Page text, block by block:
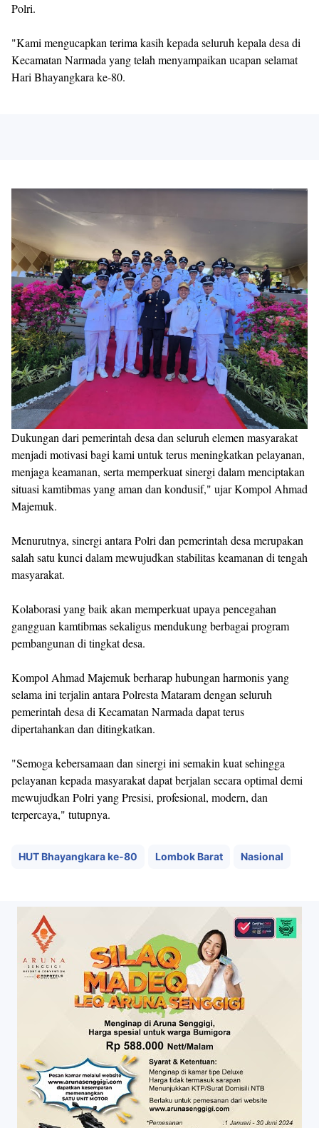
Polri.
"Kami mengucapkan terima kasih kepada seluruh kepala desa di
Kecamatan Narmada yang telah menyampaikan ucapan selamat
Hari Bhayangkara ke-80.
Dukungan dari pemerintah desa dan seluruh elemen masyarakat
menjadi motivasi bagi kami untuk terus meningkatkan pelayanan,
menjaga keamanan, serta memperkuat sinergi dalam menciptakan
situasi kamtibmas yang aman dan kondusif," ujar Kompol Ahmad
Majemuk.
Menurutnya, sinergi antara Polri dan pemerintah desa merupakan
salah satu kunci dalam mewujudkan stabilitas keamanan di tengah
masyarakat.
Kolaborasi yang baik akan memperkuat upaya pencegahan
gangguan kamtibmas sekaligus mendukung berbagai program
pembangunan di tingkat desa.
Kompol Ahmad Majemuk berharap hubungan harmonis yang
selama ini terjalin antara Polresta Mataram dengan seluruh
pemerintah desa di Kecamatan Narmada dapat terus
dipertahankan dan ditingkatkan.
"Semoga kebersamaan dan sinergi ini semakin kuat sehingga
pelayanan kepada masyarakat dapat berjalan secara optimal demi
mewujudkan Polri yang Presisi, profesional, modern, dan
terpercaya," tutupnya.
HUT Bhayangkara ke-80 Lombok Barat Nasional